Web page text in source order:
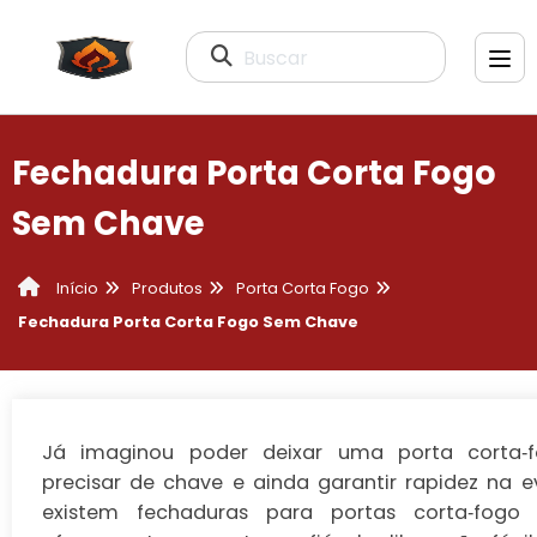
Buscar
Fechadura Porta Corta Fogo
Sem Chave
Início Produtos
Porta Corta Fogo
Fechadura Porta Corta Fogo Sem Chave
Já imaginou poder deixar uma porta
precisar de chave e ainda garantir rapidez na
existem fechaduras para portas